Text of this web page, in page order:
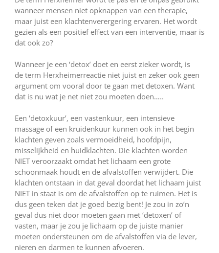
wanneer mensen niet opknappen van een therapie,
maar juist een klachtenverergering ervaren. Het wordt
gezien als een positief effect van een interventie, maar is
dat ook zo?
Wanneer je een ‘detox’ doet en eerst zieker wordt, is
de term Herxheimerreactie niet juist en zeker ook geen
argument om vooral door te gaan met detoxen. Want
dat is nu wat je net niet zou moeten doen…..
Een ‘detoxkuur’, een vastenkuur, een intensieve
massage of een kruidenkuur kunnen ook in het begin
klachten geven zoals vermoeidheid, hoofdpijn,
misselijkheid en huidklachten. Die klachten worden
NIET veroorzaakt omdat het lichaam een grote
schoonmaak houdt en de afvalstoffen verwijdert. Die
klachten ontstaan in dat geval doordat het lichaam juist
NIET in staat is om de afvalstoffen op te ruimen. Het is
dus geen teken dat je goed bezig bent! Je zou in zo’n
geval dus niet door moeten gaan met ‘detoxen’ of
vasten, maar je zou je lichaam op de juiste manier
moeten ondersteunen om de afvalstoffen via de lever,
nieren en darmen te kunnen afvoeren.